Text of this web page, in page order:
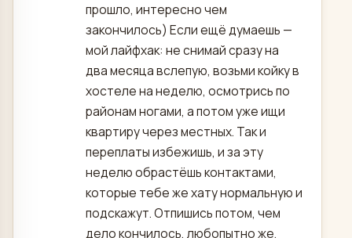
прошло, интересно чем
закончилось) Если ещё думаешь —
мой лайфхак: не снимай сразу на
два месяца вслепую, возьми койку в
хостеле на неделю, осмотрись по
районам ногами, а потом уже ищи
квартиру через местных. Так и
переплаты избежишь, и за эту
неделю обрастёшь контактами,
которые тебе же хату нормальную и
подскажут. Отпишись потом, чем
дело кончилось, любопытно же.